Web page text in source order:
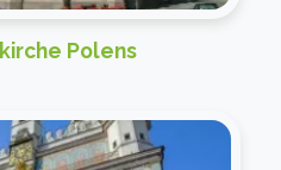
Polens